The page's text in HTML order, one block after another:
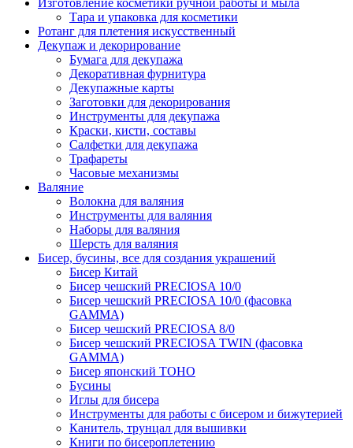
Изготовление косметики ручной работы и мыла
Тара и упаковка для косметики
Ротанг для плетения искусственный
Декупаж и декорирование
Бумага для декупажа
Декоративная фурнитура
Декупажные карты
Заготовки для декорирования
Инструменты для декупажа
Краски, кисти, составы
Салфетки для декупажа
Трафареты
Часовые механизмы
Валяние
Волокна для валяния
Инструменты для валяния
Наборы для валяния
Шерсть для валяния
Бисер, бусины, все для создания украшений
Бисер Китай
Бисер чешский PRECIOSA 10/0
Бисер чешский PRECIOSA 10/0 (фасовка
GAMMA)
Бисер чешский PRECIOSA 8/0
Бисер чешский PRECIOSA TWIN (фасовка
GAMMA)
Бисер японский TOHO
Бусины
Иглы для бисера
Инструменты для работы с бисером и бижутерией
Канитель, трунцал для вышивки
Книги по бисероплетению